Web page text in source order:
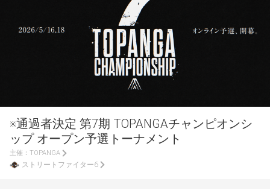
※通過者決定 第7期 TOPANGAチャンピオンシ
ップ オープン予選トーナメント
主催： TOPANGA
ストリートファイター6